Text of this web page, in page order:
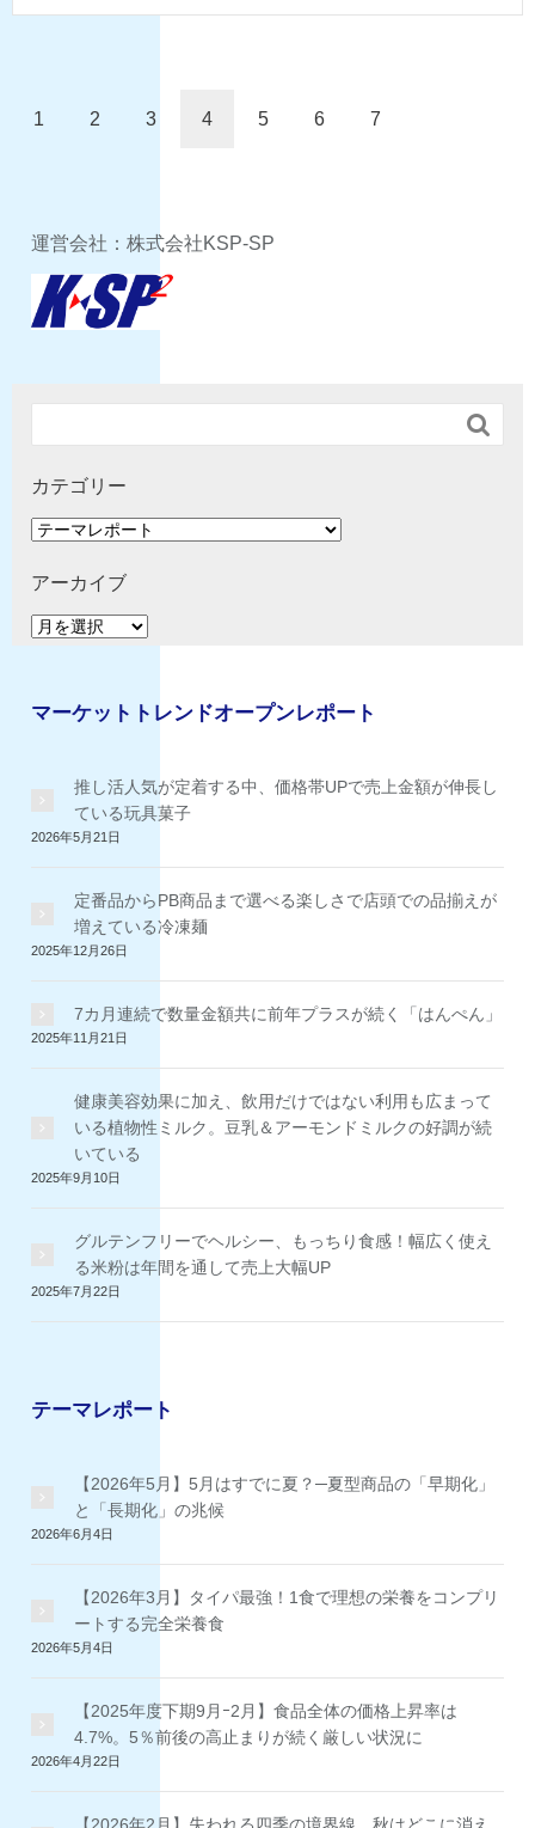
1 2 3 4 5 6 7
運営会社：株式会社KSP-SP

カテゴリー
カ
ゴ
ー
アーカイブ
ア
イ
マーケットトレンドオープンレポート
推し活人気が定着する中、価格帯UPで売上金額が伸長し
ている玩具菓子
2026年5月21日
定番品からPB商品まで選べる楽しさで店頭での品揃えが
増えている冷凍麺
2025年12月26日
7カ月連続で数量金額共に前年プラスが続く「はんぺん」
2025年11月21日
健康美容効果に加え、飲用だけではない利用も広まって
いる植物性ミルク。豆乳＆アーモンドミルクの好調が続
いている
2025年9月10日
グルテンフリーでヘルシー、もっちり食感！幅広く使え
る米粉は年間を通して売上大幅UP
2025年7月22日
テーマレポート
【2026年5月】5月はすでに夏？─夏型商品の「早期化」
と「長期化」の兆候
2026年6月4日
【2026年3月】タイパ最強！1食で理想の栄養をコンプリ
ートする完全栄養食
2026年5月4日
【2025年度下期9月ｰ2月】食品全体の価格上昇率は
4.7%。5％前後の高止まりが続く厳しい状況に
2026年4月22日